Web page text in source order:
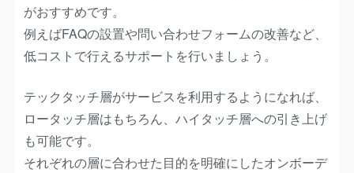
がおすすめです。
例えばFAQの設置や問い合わせフォームの改善など、
低コストで行えるサポートを行いましょう。
テックタッチ層がサービスを利用するようになれば、
ロータッチ層はもちろん、ハイタッチ層への引き上げ
も可能です。
それぞれの層に合わせた目的を明確にしたオンボーデ